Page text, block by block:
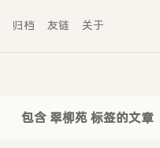
归档 友链 关于
包含 翠柳苑 标签的文章